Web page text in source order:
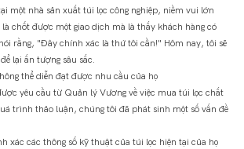
một nhà sản xuất túi lọc công nghiệp, niềm vui lớn
chốt được một giao dịch mà là thấy khách hàng có
rằng, "Đây chính xác là thứ tôi cần!" Hôm nay, tôi sẽ
lại ấn tượng sâu sắc.
thể diễn đạt được nhu cầu của họ
yêu cầu từ Quản lý Vương về việc mua túi lọc chất
trình thảo luận, chúng tôi đã phát sinh một số vấn đề
xác các thông số kỹ thuật của túi lọc hiện tại của họ